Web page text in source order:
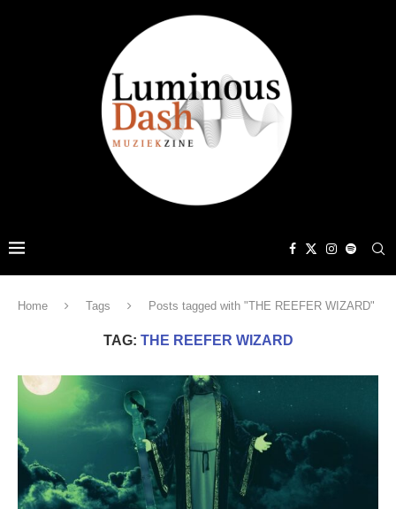
Home Tags Posts tagged with "THE REEFER WIZARD"
TAG: THE REEFER WIZARD